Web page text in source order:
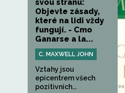
svou stranu:
Objevte zásady,
které na lidi vždy
fungují. - Cmo
Ganarse a la...
C. MAXWELL JOHN
Vztahy jsou
epicentrem všech
pozitivních...